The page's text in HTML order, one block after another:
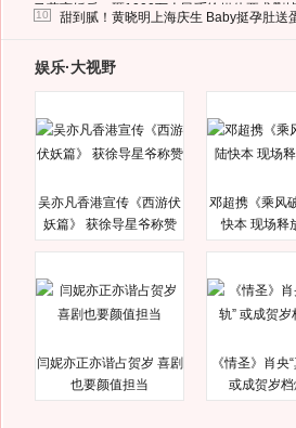
马蓉离婚后，砸1000万人民币给媒体要求删
10 甜到腻！黄晓明上海庆生 Baby挺孕肚送
娱乐·大视野
吴亦凡香港宣传《西游伏
妖篇》 获徐导星爷称赞
邓超携《乘风
快本 现场释
闫妮亦正亦谐占贺岁 喜剧
也要颜值担当
《情圣》肖央
或成贺岁